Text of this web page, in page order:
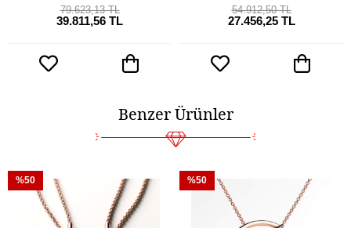
39.811,56 TL
79.623,13 TL
27.456,25 TL
54.912,50 TL
Benzer Ürünler
%50 %50